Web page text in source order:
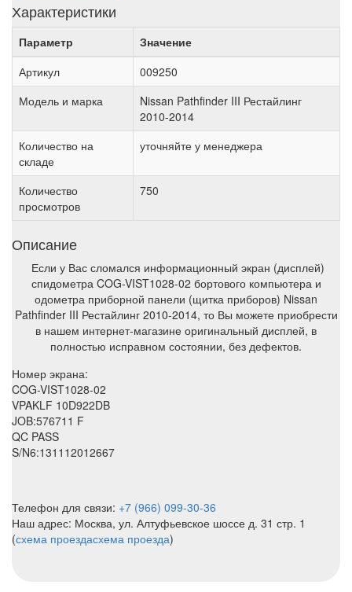
Характеристики
Параметр
Значение
Артикул
009250
Модель и марка
Nissan Pathfinder III Рестайлинг
2010-2014
Количество на
складе
уточняйте у менеджера
Количество
просмотров
750
Описание
Если у Вас сломался информационный экран (дисплей)
спидометра COG-VIST1028-02 бортового компьютера и
одометра приборной панели (щитка приборов) Nissan
Pathfinder III Рестайлинг 2010-2014, то Вы можете приобрести
в нашем интернет-магазине оригинальный дисплей, в
полностью исправном состоянии, без дефектов.
Номер экрана:
COG-VIST1028-02
VPAKLF 10D922DB
JOB:576711 F
QC PASS
S/N6:131112012667
Телефон для связи: +7 (966) 099-30-36
Наш адрес: Москва, ул. Алтуфьевское шоссе д. 31 стр. 1
(схема проездасхема проезда)